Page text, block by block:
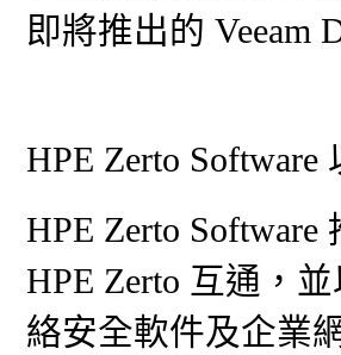
即將推出的 Veeam
HPE Zerto
HPE Zerto
HPE Zerto 互通，
絡安全軟件及企業